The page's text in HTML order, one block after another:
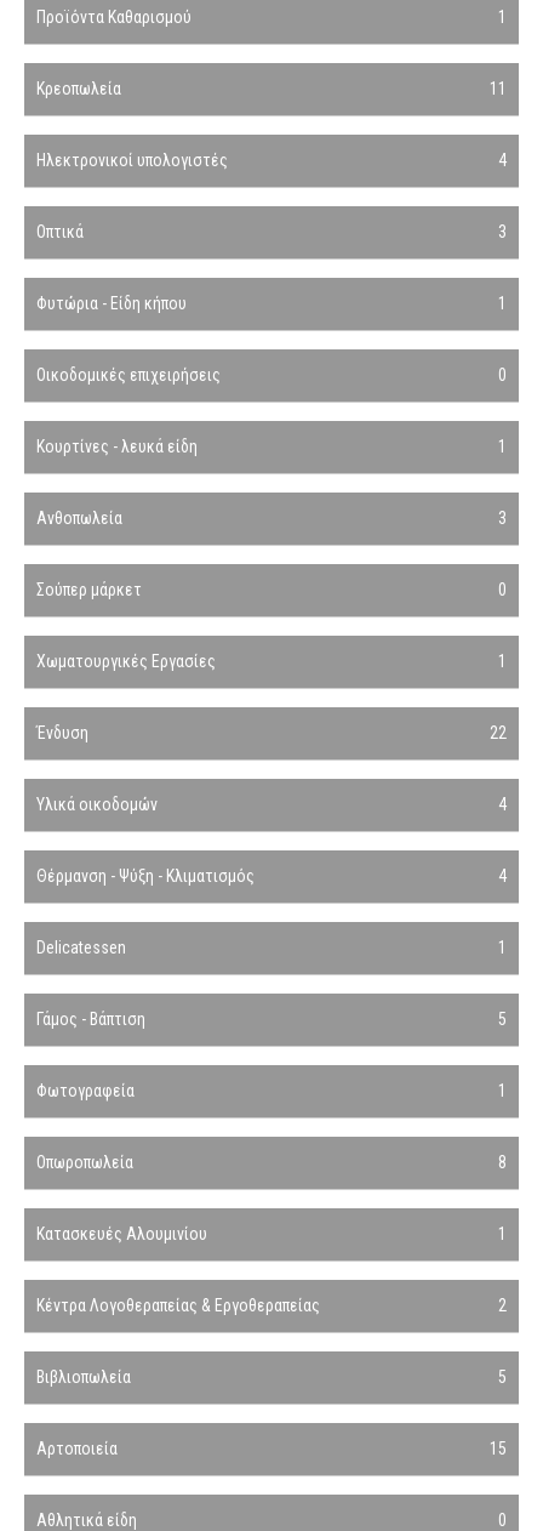
Προϊόντα Καθαρισμού 1
Κρεοπωλεία 11
Ηλεκτρονικοί υπολογιστές 4
Οπτικά 3
Φυτώρια - Είδη κήπου 1
Οικοδομικές επιχειρήσεις 0
Κουρτίνες - λευκά είδη 1
Ανθοπωλεία 3
Σούπερ μάρκετ 0
Χωματουργικές Εργασίες 1
Ένδυση 22
Υλικά οικοδομών 4
Θέρμανση - Ψύξη - Κλιματισμός 4
Delicatessen 1
Γάμος - Βάπτιση 5
Φωτογραφεία 1
Οπωροπωλεία 8
Κατασκευές Αλουμινίου 1
Κέντρα Λογοθεραπείας & Εργοθεραπείας 2
Βιβλιοπωλεία 5
Αρτοποιεία 15
Αθλητικά είδη 0